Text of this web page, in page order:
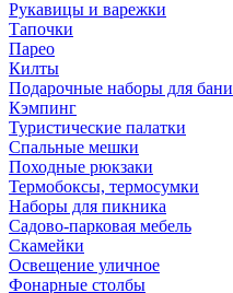
Рукавицы и варежки
Тапочки
Парео
Килты
Подарочные наборы для бани
Кэмпинг
Туристические палатки
Спальные мешки
Походные рюкзаки
Термобоксы, термосумки
Наборы для пикника
Садово-парковая мебель
Скамейки
Освещение уличное
Фонарные столбы